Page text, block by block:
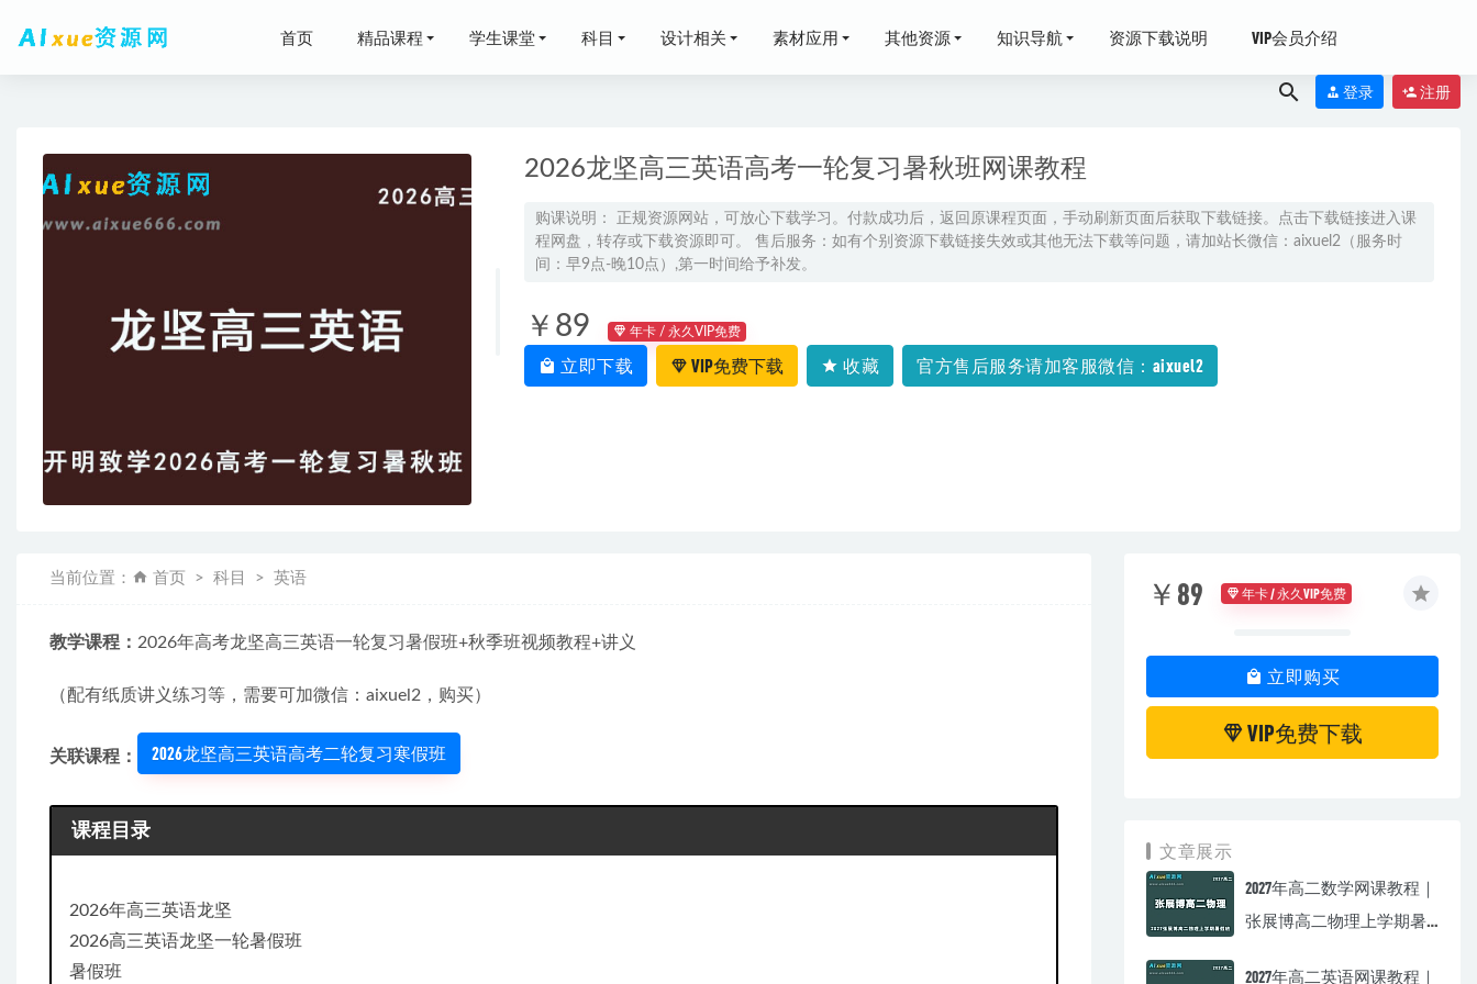
首页 精品课程 学生课堂 科目 设计相关 素材应用 其他资源 知识导航 资源下载说明 VIP会员介绍
登录 注册
2026龙坚高三英语高考一轮复习暑秋班网课教程
购课说明： 正规资源网站，可放心下载学习。付款成功后，返回原课程页面，手动刷新页面后获取下载链接。点击下载链接进入课
程网盘，转存或下载资源即可。 售后服务：如有个别资源下载链接失效或其他无法下载等问题，请加站长微信：aixuel2（服务时
间：早9点-晚10点）,第一时间给予补发。
￥89 年卡 / 永久VIP免费
立即下载 VIP免费下载 收藏 官方售后服务请加客服微信：aixuel2
当前位置： 首页 科目 英语
教学课程： 2026年高考龙坚高三英语一轮复习暑假班+秋季班视频教程+讲义
（配有纸质讲义练习等，需要可加微信：aixuel2，购买）
关联课程： 2026龙坚高三英语高考二轮复习寒假班
课程目录
2026年高三英语龙坚
2026高三英语龙坚一轮暑假班
暑假班
￥89 年卡 / 永久VIP免费
立即购买
VIP免费下载
文章展示
2027年高二数学网课教程｜
张展博高二物理上学期暑
2027年高二英语网课教程｜
2025高三生物三轮点睛班押题课程 2025-05-13
包下载
《证据规定》的“道与术”教学课程，百度网盘资源打包下载 2021-11-22
2026年赵怡然高三化学三轮复习密训班网课教程 2026-05-17